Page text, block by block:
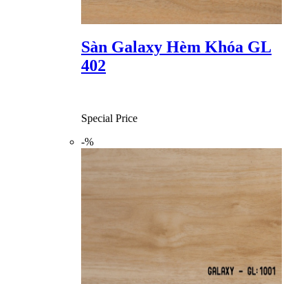
Sàn Galaxy Hèm Khóa GL
402
Special Price
-%